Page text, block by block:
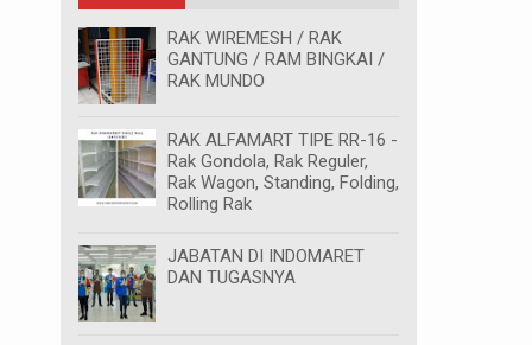
RAK WIREMESH / RAK
GANTUNG / RAM BINGKAI /
RAK MUNDO
RAK ALFAMART TIPE RR-16 -
Rak Gondola, Rak Reguler,
Rak Wagon, Standing, Folding,
Rolling Rak
JABATAN DI INDOMARET
DAN TUGASNYA